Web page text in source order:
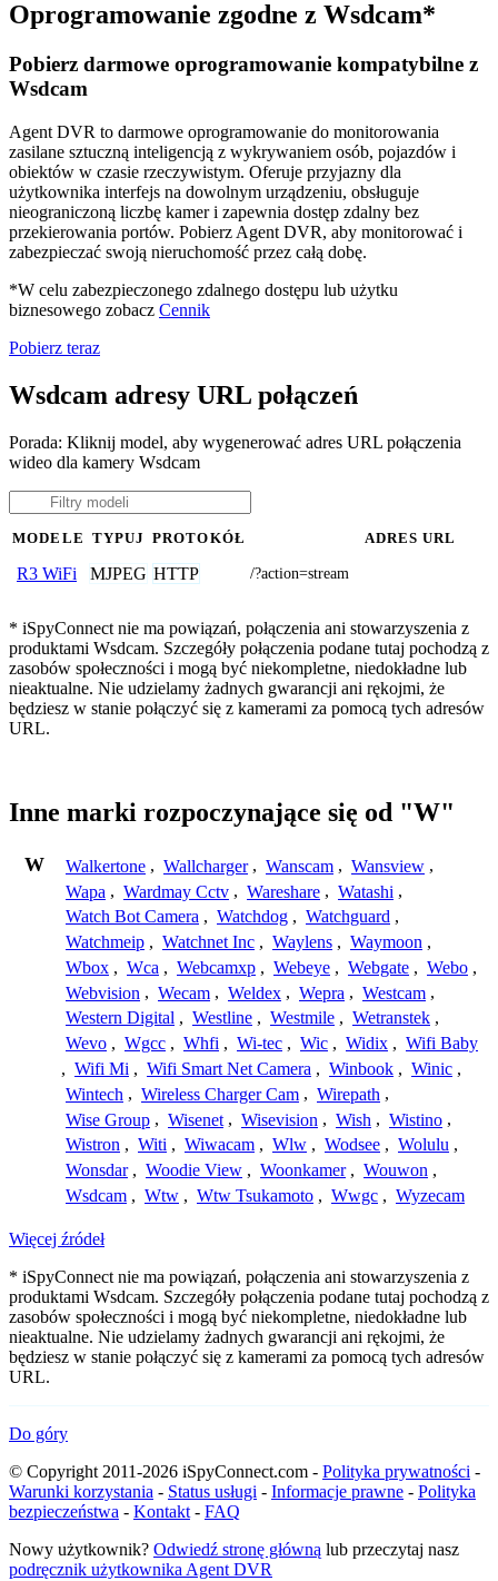
Oprogramowanie zgodne z Wsdcam*
Pobierz darmowe oprogramowanie kompatybilne z
Wsdcam
Agent DVR to darmowe oprogramowanie do monitorowania
zasilane sztuczną inteligencją z wykrywaniem osób, pojazdów i
obiektów w czasie rzeczywistym. Oferuje przyjazny dla
użytkownika interfejs na dowolnym urządzeniu, obsługuje
nieograniczoną liczbę kamer i zapewnia dostęp zdalny bez
przekierowania portów. Pobierz Agent DVR, aby monitorować i
zabezpieczać swoją nieruchomość przez całą dobę.
*W celu zabezpieczonego zdalnego dostępu lub użytku
biznesowego zobacz Cennik
Pobierz teraz
Wsdcam adresy URL połączeń
Porada: Kliknij model, aby wygenerować adres URL połączenia
wideo dla kamery Wsdcam
MODELE TYPUJ PROTOKÓŁ ADRES URL
R3 WiFi MJPEG HTTP /?action=stream
* iSpyConnect nie ma powiązań, połączenia ani stowarzyszenia z
produktami Wsdcam. Szczegóły połączenia podane tutaj pochodzą z
zasobów społeczności i mogą być niekompletne, niedokładne lub
nieaktualne. Nie udzielamy żadnych gwarancji ani rękojmi, że
będziesz w stanie połączyć się z kamerami za pomocą tych adresów
URL.
Inne marki rozpoczynające się od "W"
W Walkertone , Wallcharger , Wanscam , Wansview ,
Wapa , Wardmay Cctv , Wareshare , Watashi ,
Watch Bot Camera , Watchdog , Watchguard ,
Watchmeip , Watchnet Inc , Waylens , Waymoon ,
Wbox , Wca , Webcamxp , Webeye , Webgate , Webo ,
Webvision , Wecam , Weldex , Wepra , Westcam ,
Western Digital , Westline , Westmile , Wetranstek ,
Wevo , Wgcc , Whfi , Wi-tec , Wic , Widix , Wifi Baby
, Wifi Mi , Wifi Smart Net Camera , Winbook , Winic ,
Wintech , Wireless Charger Cam , Wirepath ,
Wise Group , Wisenet , Wisevision , Wish , Wistino ,
Wistron , Witi , Wiwacam , Wlw , Wodsee , Wolulu ,
Wonsdar , Woodie View , Woonkamer , Wouwon ,
Wsdcam , Wtw , Wtw Tsukamoto , Wwgc , Wyzecam
Więcej źródeł
* iSpyConnect nie ma powiązań, połączenia ani stowarzyszenia z
produktami Wsdcam. Szczegóły połączenia podane tutaj pochodzą z
zasobów społeczności i mogą być niekompletne, niedokładne lub
nieaktualne. Nie udzielamy żadnych gwarancji ani rękojmi, że
będziesz w stanie połączyć się z kamerami za pomocą tych adresów
URL.
Do góry
© Copyright 2011-2026 iSpyConnect.com - Polityka prywatności -
Warunki korzystania - Status usługi - Informacje prawne - Polityka
bezpieczeństwa - Kontakt - FAQ
Nowy użytkownik? Odwiedź stronę główną lub przeczytaj nasz
podręcznik użytkownika Agent DVR